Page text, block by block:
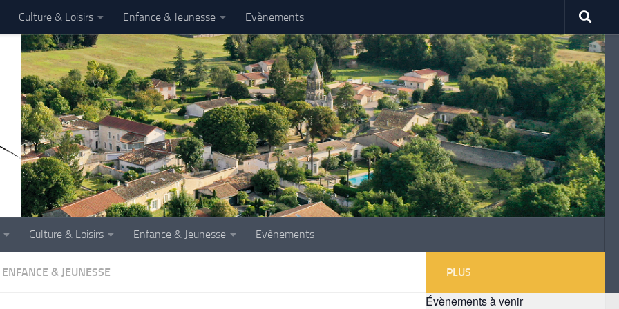
Culture & Loisirs Enfance & Jeunesse Evènements
Culture & Loisirs Enfance & Jeunesse Evènements
ENFANCE & JEUNESSE PLUS
Évènements à venir